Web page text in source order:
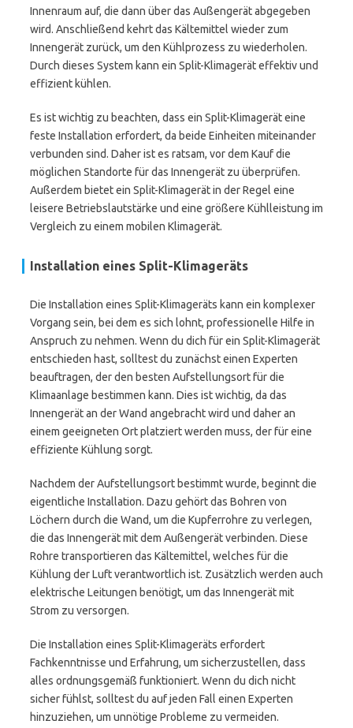
Innenraum auf, die dann über das Außengerät abgegeben
wird. Anschließend kehrt das Kältemittel wieder zum
Innengerät zurück, um den Kühlprozess zu wiederholen.
Durch dieses System kann ein Split-Klimagerät effektiv und
effizient kühlen.
Es ist wichtig zu beachten, dass ein Split-Klimagerät eine
feste Installation erfordert, da beide Einheiten miteinander
verbunden sind. Daher ist es ratsam, vor dem Kauf die
möglichen Standorte für das Innengerät zu überprüfen.
Außerdem bietet ein Split-Klimagerät in der Regel eine
leisere Betriebslautstärke und eine größere Kühlleistung im
Vergleich zu einem mobilen Klimagerät.
Installation eines Split-Klimageräts
Die Installation eines Split-Klimageräts kann ein komplexer
Vorgang sein, bei dem es sich lohnt, professionelle Hilfe in
Anspruch zu nehmen. Wenn du dich für ein Split-Klimagerät
entschieden hast, solltest du zunächst einen Experten
beauftragen, der den besten Aufstellungsort für die
Klimaanlage bestimmen kann. Dies ist wichtig, da das
Innengerät an der Wand angebracht wird und daher an
einem geeigneten Ort platziert werden muss, der für eine
effiziente Kühlung sorgt.
Nachdem der Aufstellungsort bestimmt wurde, beginnt die
eigentliche Installation. Dazu gehört das Bohren von
Löchern durch die Wand, um die Kupferrohre zu verlegen,
die das Innengerät mit dem Außengerät verbinden. Diese
Rohre transportieren das Kältemittel, welches für die
Kühlung der Luft verantwortlich ist. Zusätzlich werden auch
elektrische Leitungen benötigt, um das Innengerät mit
Strom zu versorgen.
Die Installation eines Split-Klimageräts erfordert
Fachkenntnisse und Erfahrung, um sicherzustellen, dass
alles ordnungsgemäß funktioniert. Wenn du dich nicht
sicher fühlst, solltest du auf jeden Fall einen Experten
hinzuziehen, um unnötige Probleme zu vermeiden.